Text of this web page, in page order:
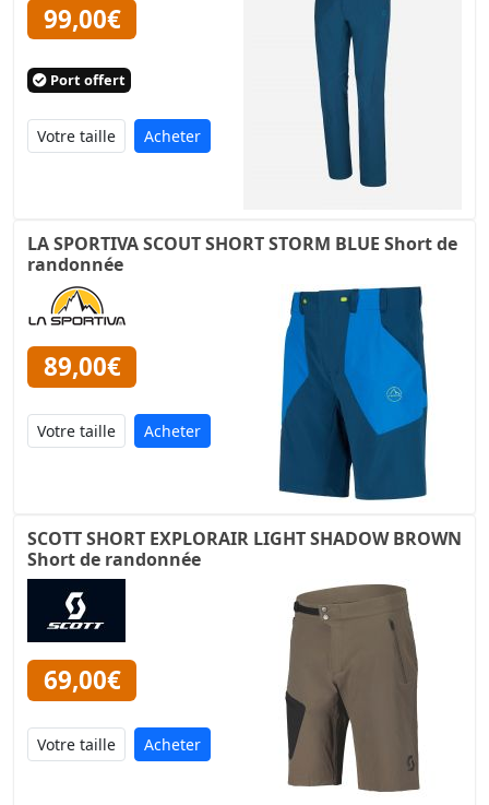
99,00€
Port offert
Acheter
LA SPORTIVA SCOUT SHORT STORM BLUE Short de
randonnée
89,00€
Acheter
SCOTT SHORT EXPLORAIR LIGHT SHADOW BROWN
Short de randonnée
69,00€
Acheter